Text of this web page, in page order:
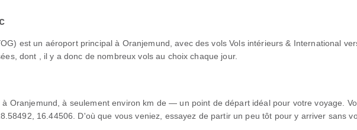
est un aéroport principal à Oranjemund, avec des vols Vols intérieurs & International
dont , il y a donc de nombreux vols au choix chaque jour.
Oranjemund, à seulement environ km de — un point de départ idéal pour votre voyage.
16.44506. D'où que vous veniez, essayez de partir un peu tôt pour y arriver sans